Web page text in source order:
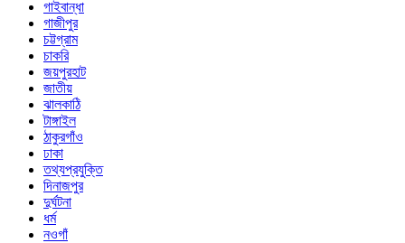
গাইবান্ধা
গাজীপুর
চট্টগ্রাম
চাকরি
জয়পুরহাট
জাতীয়
ঝালকাঠি
টাঙ্গাইল
ঠাকুরগাঁও
ঢাকা
তথ্যপ্রযুক্তি
দিনাজপুর
দুর্ঘটনা
ধর্ম
নওগাঁ